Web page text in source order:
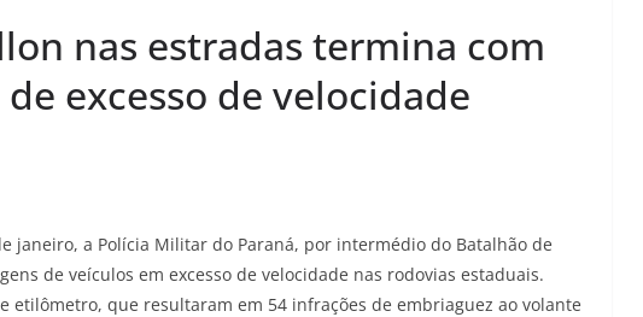
nas estradas termina com
excesso de velocidade
janeiro, a Polícia Militar do Paraná, por intermédio do Batalhão de
de veículos em excesso de velocidade nas rodovias estaduais.
etilômetro, que resultaram em 54 infrações de embriaguez ao volante